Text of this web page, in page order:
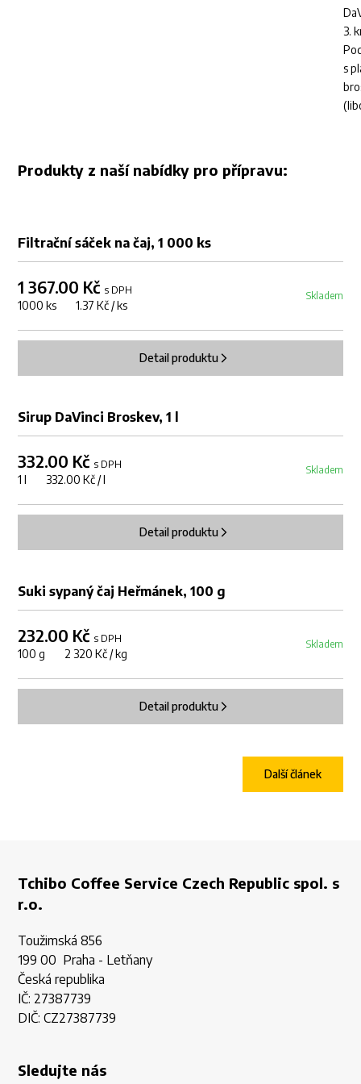
3.
s
Produkty z naší nabídky pro přípravu:
Filtrační sáček na čaj, 1 000 ks
1 367.00 Kč s DPH
1000 ks 1.37 Kč / ks
Skladem
Detail produktu
Sirup DaVinci Broskev, 1 l
332.00 Kč s DPH
1 l 332.00 Kč / l
Skladem
Detail produktu
Suki sypaný čaj Heřmánek, 100 g
232.00 Kč s DPH
100 g 2 320 Kč / kg
Skladem
Detail produktu
Další článek
Tchibo Coffee Service Czech Republic spol. s
r.o.
Toužimská 856
199 00 Praha - Letňany
Česká republika
IČ: 27387739
DIČ: CZ27387739
Sledujte nás